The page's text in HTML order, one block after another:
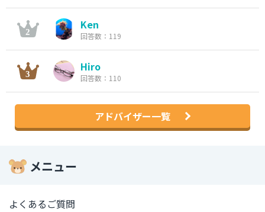
Ken
回答数：119
Hiro
回答数：110
アドバイザー一覧
メニュー
よくあるご質問